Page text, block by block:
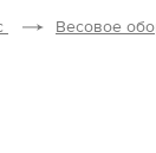
Весовое